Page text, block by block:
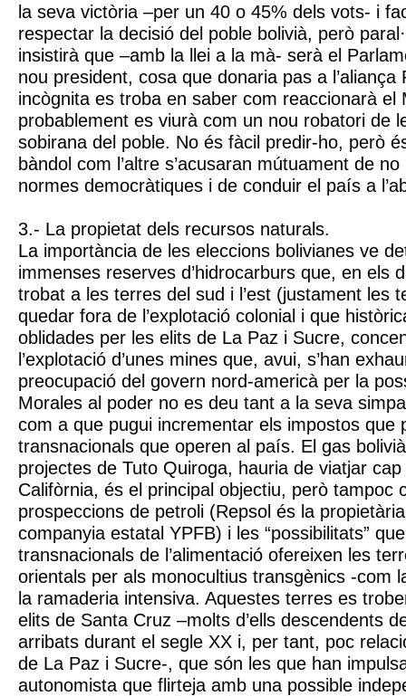
la seva victòria –per un 40 o 45% dels vots- i
respectar la decisió del poble bolivià, però
insistirà que –amb la llei a la mà- serà el
nou president, cosa que donaria pas a l’aliança
incògnita es troba en saber com reaccionarà el
probablement es viurà com un nou robatori de
sobirana del poble. No és fàcil predir-ho, però
bàndol com l’altre s’acusaran mútuament de
normes democràtiques i de conduir el país a
3.- La propietat dels recursos naturals.
La importància de les eleccions bolivianes ve
immenses reserves d’hidrocarburs que, en els
trobat a les terres del sud i l’est (justament les
quedar fora de l’explotació colonial i que
oblidades per les elits de La Paz i Sucre,
l’explotació d’unes mines que, avui, s’han
preocupació del govern nord-americà per la
Morales al poder no es deu tant a la seva
com a que pugui incrementar els impostos que
transnacionals que operen al país. El gas
projectes de Tuto Quiroga, hauria de viatjar
Califòrnia, és el principal objectiu, però tampoc
prospeccions de petroli (Repsol és la propietària
companyia estatal YPFB) i les “possibilitats”
transnacionals de l’alimentació ofereixen les
orientals per als monocultius transgènics -com
la ramaderia intensiva. Aquestes terres es
elits de Santa Cruz –molts d’ells descendents
arribats durant el segle XX i, per tant, poc
de La Paz i Sucre-, que són les que han
autonomista que flirteja amb una possible